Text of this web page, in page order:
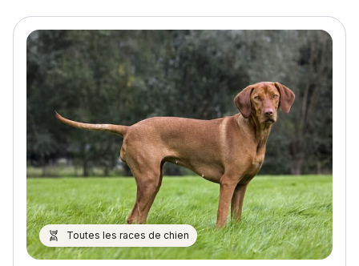
Toutes les races de chien